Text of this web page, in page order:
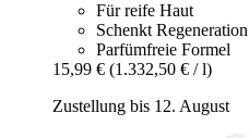
Für reife Haut
Schenkt Regeneration
Parfümfreie Formel
15,99 € (1.332,50 € / l)
Zustellung bis 12. August